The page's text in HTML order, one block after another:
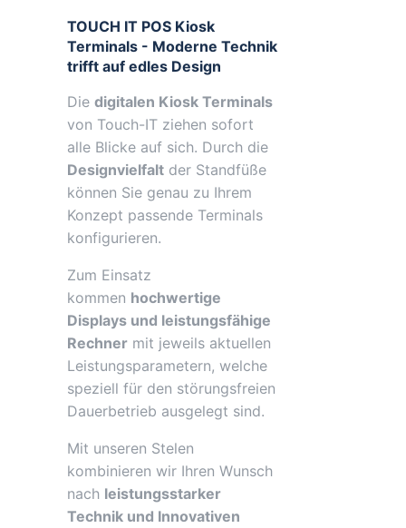
Schwarz
Touch
Display
Ekiosk
Windows
Menge
TOUCH IT POS Kiosk
Terminals - Moderne Technik
trifft auf edles Design
Die digitalen Kiosk Terminals
von Touch-IT ziehen sofort
alle Blicke auf sich. Durch die
Designvielfalt der Standfüße
können Sie genau zu Ihrem
Konzept passende Terminals
konfigurieren.
Zum Einsatz
kommen hochwertige
Displays und leistungsfähige
Rechner mit jeweils aktuellen
Leistungsparametern, welche
speziell für den störungsfreien
Dauerbetrieb ausgelegt sind.
Mit unseren Stelen
kombinieren wir Ihren Wunsch
nach leistungsstarker
Technik und Innovativen